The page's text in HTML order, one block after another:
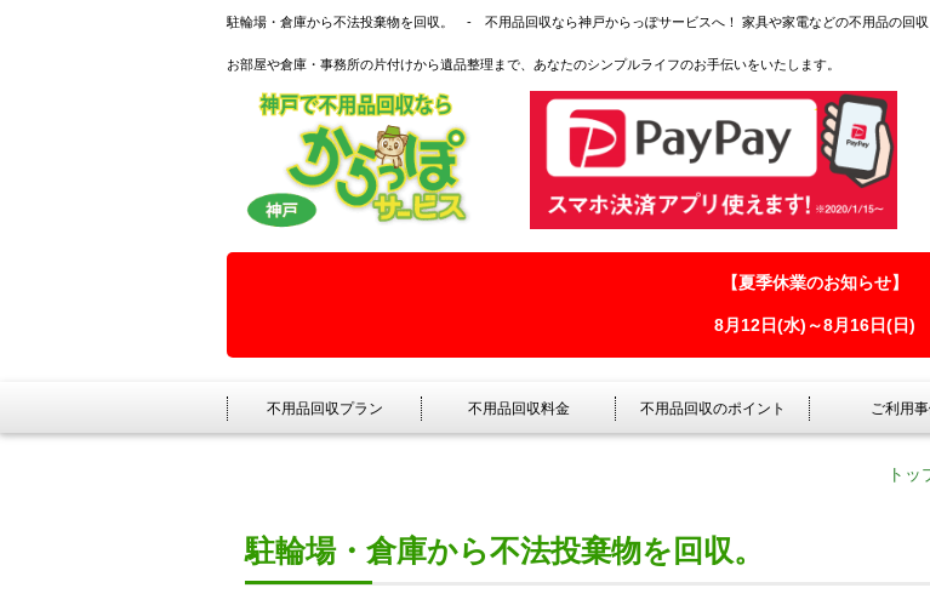
駐輪場・倉庫から不法投棄物を回収。 - 不用品回収なら神戸からっぽサービスへ！ 家具や家電などの不用品の回収
お部屋や倉庫・事務所の片付けから遺品整理まで、あなたのシンプルライフのお手伝いをいたします。
【夏季休業のお知らせ】
8月12日(水)～8月16日(日)
不用品回収プラン 不用品回収料金 不用品回収のポイント ご利用
トッ
駐輪場・倉庫から不法投棄物を回収。